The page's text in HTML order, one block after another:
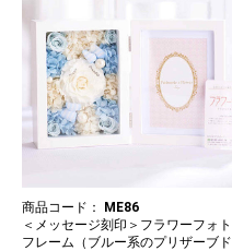
商品コード：
ME86
＜メッセージ刻印＞フラワーフォト
フレーム（ブルー系のプリザーブド